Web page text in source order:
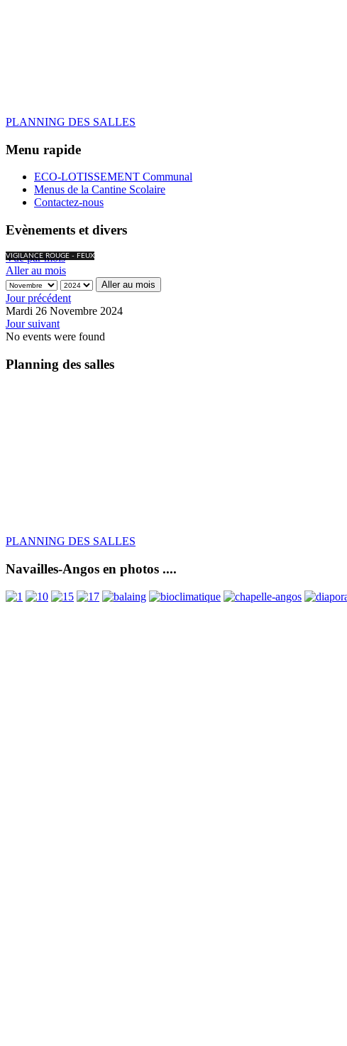
PLANNING DES SALLES
Menu rapide
ECO-LOTISSEMENT Communal
Menus de la Cantine Scolaire
Contactez-nous
Evènements et divers
VIGILANCE ROUGE - FEUX
Vue par mois
Aller au mois
Aller au mois
Jour précédent
Mardi 26 Novembre 2024
Jour suivant
No events were found
Planning des salles
PLANNING DES SALLES
Navailles-Angos en photos ....